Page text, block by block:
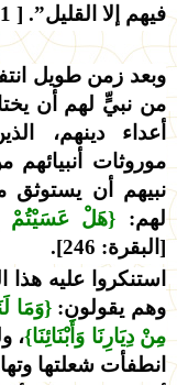
فيهم إلا القليل”. [ 1 ]
وبعد زمن طويل
من نبيٍّ لهم أن
أعداء دينهم،
موروثات
نبيهم أن
لهم: {هَلْ عَسَيْتُمْ
[البقرة: 246].
استنكروا عليه
وهم يقولون:{وَمَا
مِنْ دِيَارِنَا وَأَبْنَائِنَا}،
انطفأت شعلتها